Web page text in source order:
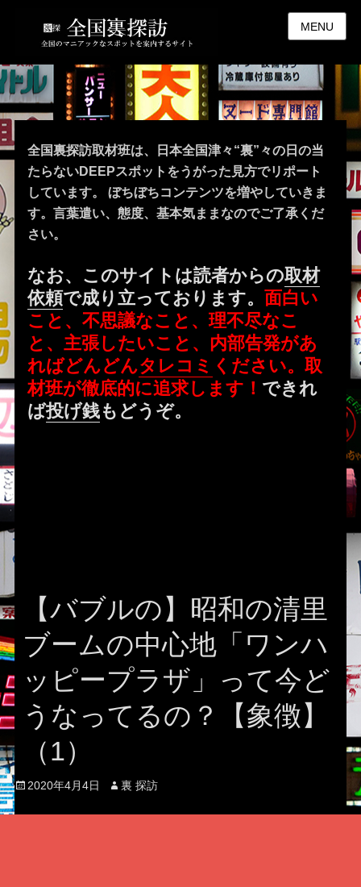
MENU
全国裏探訪取材班は、日本全国津々“裏”々の日の当
たらないDEEPスポットをうがった見方でリポート
しています。 ぼちぼちコンテンツを増やしていきま
す。言葉遣い、態度、基本気ままなのでご了承くだ
さい。
なお、このサイトは読者からの取材
依頼で成り立っております。面白い
こと、不思議なこと、理不尽なこ
と、主張したいこと、内部告発があ
ればどんどんタレコミ ください。取
材班が徹底的に追求します！ できれ
ば投げ銭もどうぞ。
【バブルの】昭和の清里
ブームの中心地「ワンハ
ッピープラザ」って今ど
うなってるの？【象徴】
（1）
Posted
on
2020年4月4日 Author
裏 探訪